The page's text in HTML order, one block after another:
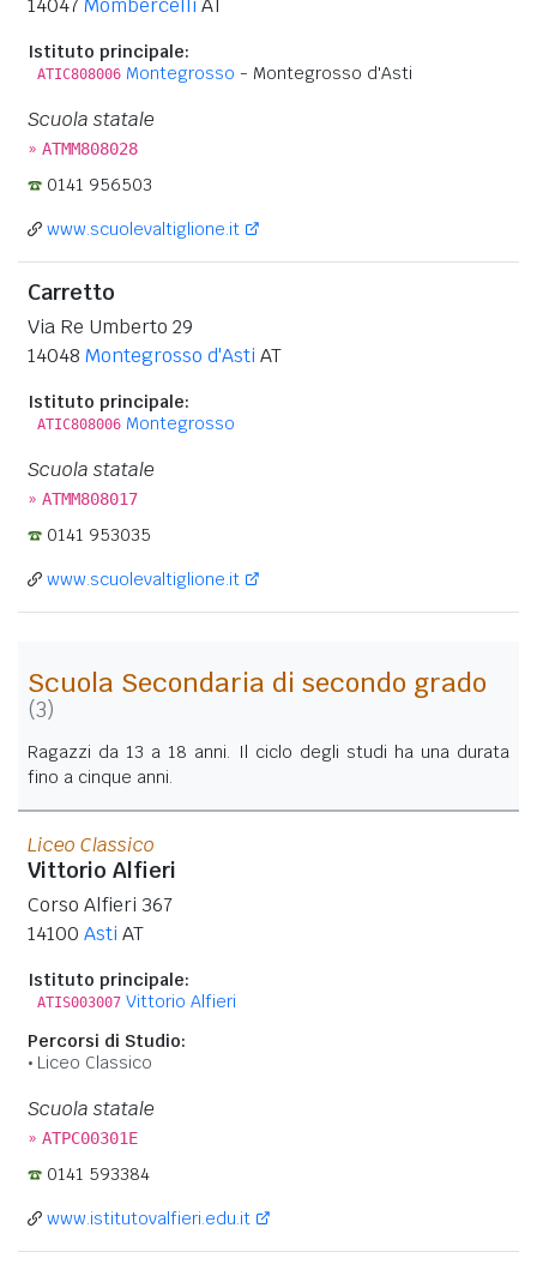
14047 Mombercelli AT
Istituto principale:
ATIC808006 Montegrosso - Montegrosso d'Asti
Scuola statale
» ATMM808028
0141 956503
www.scuolevaltiglione.it
Carretto
Via Re Umberto 29
14048 Montegrosso d'Asti AT
Istituto principale:
ATIC808006 Montegrosso
Scuola statale
» ATMM808017
0141 953035
www.scuolevaltiglione.it
Scuola Secondaria di secondo grado
(3)
Ragazzi da 13 a 18 anni. Il ciclo degli studi ha una durata
fino a cinque anni.
Liceo Classico
Vittorio Alfieri
Corso Alfieri 367
14100 Asti AT
Istituto principale:
ATIS003007 Vittorio Alfieri
Percorsi di Studio:
Liceo Classico
Scuola statale
» ATPC00301E
0141 593384
www.istitutovalfieri.edu.it